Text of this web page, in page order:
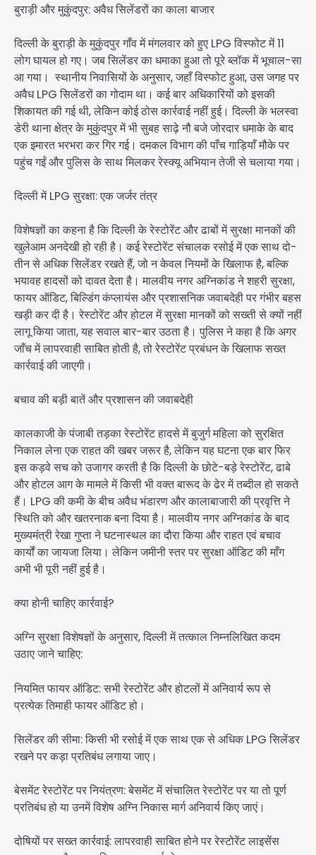
बुराड़ी और मुकुंदपुर: अवैध सिलेंडरों का काला बाजार
दिल्ली के बुराड़ी के मुकुंदपुर गाँव में मंगलवार को हुए LPG विस्फोट में 11
लोग घायल हो गए। जब सिलेंडर का धमाका हुआ तो पूरे ब्लॉक में भूचाल-सा
आ गया। स्थानीय निवासियों के अनुसार, जहाँ विस्फोट हुआ, उस जगह पर
अवैध LPG सिलेंडरों का गोदाम था। कई बार अधिकारियों को इसकी
शिकायत की गई थी, लेकिन कोई ठोस कार्रवाई नहीं हुई। दिल्ली के भलस्वा
डेरी थाना क्षेत्र के मुकुंदपुर में भी सुबह साढ़े नौ बजे जोरदार धमाके के बाद
एक इमारत भरभरा कर गिर गई। दमकल विभाग की पाँच गाड़ियाँ मौके पर
पहुंच गईं और पुलिस के साथ मिलकर रेस्क्यू अभियान तेजी से चलाया गया।
दिल्ली में LPG सुरक्षा: एक जर्जर तंत्र
विशेषज्ञों का कहना है कि दिल्ली के रेस्टोरेंट और ढाबों में सुरक्षा मानकों की
खुलेआम अनदेखी हो रही है। कई रेस्टोरेंट संचालक रसोई में एक साथ दो-
तीन से अधिक सिलेंडर रखते हैं, जो न केवल नियमों के खिलाफ है, बल्कि
भयावह हादसों को दावत देता है। मालवीय नगर अग्निकांड ने शहरी सुरक्षा,
फायर ऑडिट, बिल्डिंग कंप्लायंस और प्रशासनिक जवाबदेही पर गंभीर बहस
खड़ी कर दी है। रेस्टोरेंट और होटल में सुरक्षा मानकों को सख्ती से क्यों नहीं
लागू किया जाता, यह सवाल बार-बार उठता है। पुलिस ने कहा है कि अगर
जाँच में लापरवाही साबित होती है, तो रेस्टोरेंट प्रबंधन के खिलाफ सख्त
कार्रवाई की जाएगी।
बचाव की बड़ी बातें और प्रशासन की जवाबदेही
कालकाजी के पंजाबी तड़का रेस्टोरेंट हादसे में बुजुर्ग महिला को सुरक्षित
निकाल लेना एक राहत की खबर जरूर है, लेकिन यह घटना एक बार फिर
इस कड़वे सच को उजागर करती है कि दिल्ली के छोटे-बड़े रेस्टोरेंट, ढाबे
और होटल आग के मामले में किसी भी वक्त बारूद के ढेर में तब्दील हो सकते
हैं। LPG की कमी के बीच अवैध भंडारण और कालाबाजारी की प्रवृत्ति ने
स्थिति को और खतरनाक बना दिया है। मालवीय नगर अग्निकांड के बाद
मुख्यमंत्री रेखा गुप्ता ने घटनास्थल का दौरा किया और राहत एवं बचाव
कार्यों का जायजा लिया। लेकिन जमीनी स्तर पर सुरक्षा ऑडिट की माँग
अभी भी पूरी नहीं हुई है।
क्या होनी चाहिए कार्रवाई?
अग्नि सुरक्षा विशेषज्ञों के अनुसार, दिल्ली में तत्काल निम्नलिखित कदम
उठाए जाने चाहिए:
नियमित फायर ऑडिट: सभी रेस्टोरेंट और होटलों में अनिवार्य रूप से
प्रत्येक तिमाही फायर ऑडिट हो।
सिलेंडर की सीमा: किसी भी रसोई में एक साथ एक से अधिक LPG सिलेंडर
रखने पर कड़ा प्रतिबंध लगाया जाए।
बेसमेंट रेस्टोरेंट पर नियंत्रण: बेसमेंट में संचालित रेस्टोरेंट पर या तो पूर्ण
प्रतिबंध हो या उनमें विशेष अग्नि निकास मार्ग अनिवार्य किए जाएं।
दोषियों पर सख्त कार्रवाई: लापरवाही साबित होने पर रेस्टोरेंट लाइसेंस